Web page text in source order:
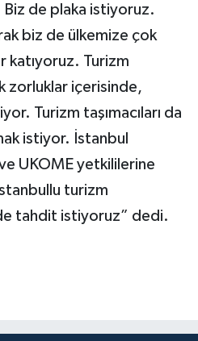
de plaka istiyoruz.
biz de ülkemize çok
katıyoruz. Turizm
zorluklar içerisinde,
Turizm taşımacıları da
istiyor. İstanbul
UKOME yetkililerine
turizm
tahdit istiyoruz” dedi.